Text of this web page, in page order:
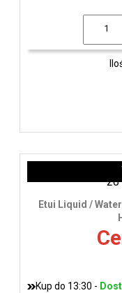
Etui Liquid /
Kup do 13:30 -